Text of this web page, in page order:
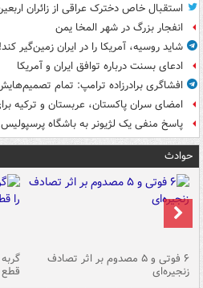
استقبال خاص دخترک عراقی از زائران
انفجار بزرگ در شهر المخا یمن
شاید روسیه، آمریکا را در ایران زمین‌گیر کند!
ادعای بسنت درباره توافق ایران و آمریکا
افشاگری برادرزاده ترامپ: تمام
امضای سران پاکستان، عربستان و ترکیه
پاسخ منفی یک لژیونر به باشگاه پرسپولیس
حوادث
۶ فوتی و ۵ مصدوم بر اثر تصادف
زنجیره‌ای قطع